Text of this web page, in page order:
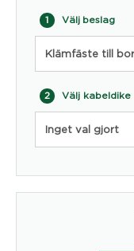
1 Välj beslag
Klämfäste till
2 Välj kabeldike
Inget val gjort